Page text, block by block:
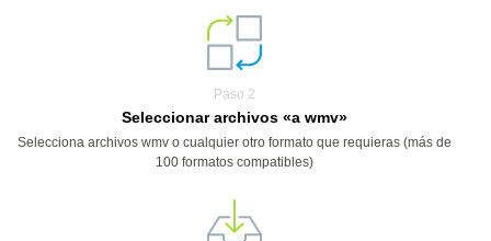
Paso 2
Seleccionar archivos «a wmv»
Selecciona archivos wmv o cualquier otro formato que requieras (más de
100 formatos compatibles)